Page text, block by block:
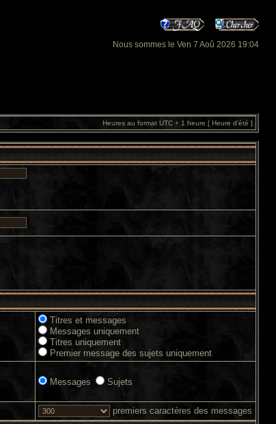
Nous sommes le Ven 7 Aoû 2026 19:04
Heures au format UTC + 1 heure [ Heure d’été ]
Titres et messages
Messages uniquement
Titres uniquement
Premier message des sujets uniquement
Messages Sujets
premiers caractères des messages